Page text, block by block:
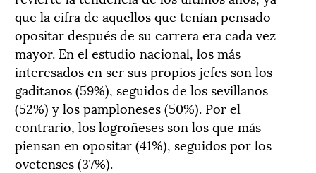
que la cifra de aquellos que tenían pensado
opositar después de su carrera era cada vez
mayor. En el estudio nacional, los más
interesados en ser sus propios jefes son los
gaditanos (59%), seguidos de los sevillanos
(52%) y los pamploneses (50%). Por el
contrario, los logroñeses son los que más
piensan en opositar (41%), seguidos por los
ovetenses (37%).